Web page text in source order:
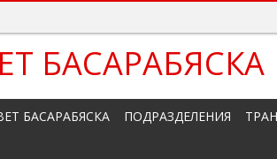
БАСАРАБЯСКА
БАСАРАБЯСКА ПОДРАЗДЕЛЕНИЯ